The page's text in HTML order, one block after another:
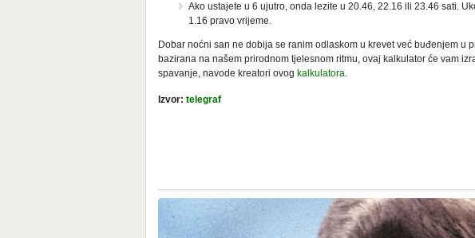
Ako ustajete u 6 ujutro, onda lezite u 20.46, 22.16 ili 23.46 sati.
1.16 pravo vrijeme.
Dobar noćni san ne dobija se ranim odlaskom u krevet već buđenjem u
bazirana na našem prirodnom tjelesnom ritmu, ovaj kalkulator će vam
spavanje, navode kreatori ovog kalkulatora.
Izvor: telegraf